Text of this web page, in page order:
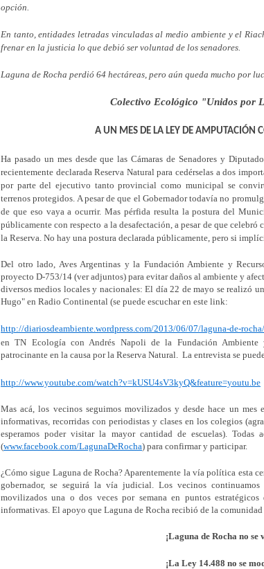
opción.
En tanto, entidades letradas vinculadas al medio ambiente y el
frenar en la justicia lo que debió ser voluntad de los senadores.
Laguna de Rocha perdió 64 hectáreas, pero aún queda mucho por
Colectivo Ecológico "Unidos por
A UN MES DE LA LEY DE AMPUTACIÓN
Ha pasado un mes desde que las Cámaras de Senadores y
recientemente declarada Reserva Natural para cedérselas a dos
por parte del ejecutivo tanto provincial como municipal se
terrenos protegidos. A pesar de que el Gobernador todavía no
de que eso vaya a ocurrir. Mas pérfida resulta la postura del
públicamente con respecto a la desafectación, a pesar de que
la Reserva. No hay una postura declarada públicamente, pero si
Del otro lado, Aves Argentinas y la Fundación Ambiente y
proyecto D-753/14 (ver adjuntos) para evitar daños al ambiente y
diversos medios locales y nacionales: El día 22 de mayo se realizó
Hugo" en Radio Continental (se puede escuchar en este link:
http://diariosdeambiente.wordpress.com/2013/06/07/laguna-de-rocha/
en TN Ecología con Andrés Napoli de la Fundación Ambiente
patrocinante en la causa por la Reserva Natural. La entrevista se
http://www.youtube.com/watch?v=kUSU4sV3kyQ&feature=youtu.be
Mas acá, los vecinos seguimos movilizados y desde hace un mes
informativas, recorridas con periodistas y clases en los colegios
esperamos poder visitar la mayor cantidad de escuelas). Todas
(www.facebook.com/LagunaDeRocha) para confirmar y participar.
¿Cómo sigue Laguna de Rocha? Aparentemente la vía política esta
gobernador, se seguirá la vía judicial. Los vecinos
movilizados una o dos veces por semana en puntos
informativas. El apoyo que Laguna de Rocha recibió de la
¡Laguna de Rocha no se
¡La Ley 14.488 no se